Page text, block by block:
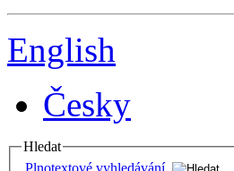
English
Česky
Hledat
Plnotextové vyhledávání